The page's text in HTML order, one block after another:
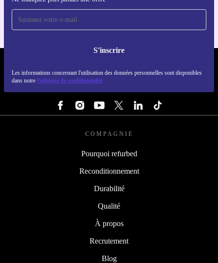
S'inscrire
Les informations concernant l'utilisation des données personnelles sont disponibles
dans notre Politique de confidentialité
COMPAGNIE
Pourquoi refurbed
Reconditionnement
Durabilité
Qualité
À propos
Recrutement
Blog